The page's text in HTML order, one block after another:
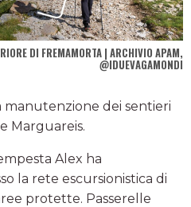
DI FREMAMORTA | ARCHIVIO APAM,
@IDUEVAGAMONDI
manutenzione dei sentieri
Marguareis.
Alex ha
la rete escursionistica di
protette. Passerelle